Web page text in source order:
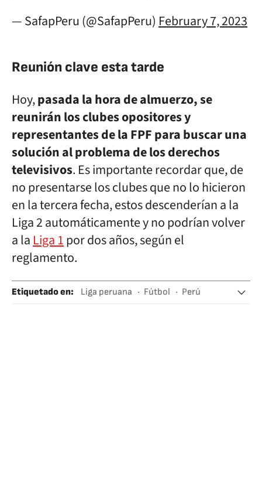
— SafapPeru (@SafapPeru) February 7, 2023
Reunión clave esta tarde
Hoy,pasada la hora de almuerzo, se
reunirán los clubes opositores y
representantes de la FPF para buscar una
solución al problema de los derechos
televisivos. Es importante recordar que, de
no presentarse los clubes que no lo hicieron
en la tercera fecha, estos descenderían a la
Liga 2 automáticamente y no podrían volver
a la Liga 1por dos años, según el
reglamento.
Etiquetado en: Liga peruana Fútbol
Perú